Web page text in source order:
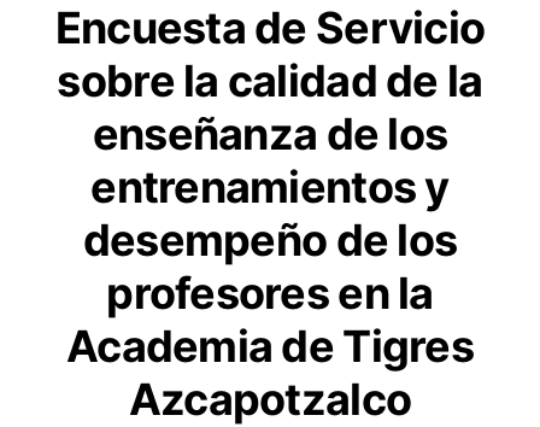
Encuesta de Servicio
sobre la calidad de la
enseñanza de los
entrenamientos y
desempeño de los
profesores en la
Academia de Tigres
Azcapotzalco